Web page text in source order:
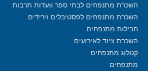
השכרת מתנפחים לבתי ספר וועדות תרבות
השכרת מתנפחים לפסטיבלים וירידים
חבילות מתנפחים
השכרת ציוד לאירועים
קטלוג מתנפחים
מתנפחים